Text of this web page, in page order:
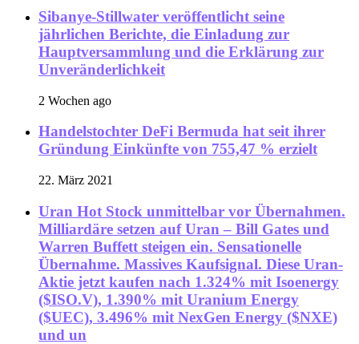
Sibanye-Stillwater veröffentlicht seine
jährlichen Berichte, die Einladung zur
Hauptversammlung und die Erklärung zur
Unveränderlichkeit
2 Wochen ago
Handelstochter DeFi Bermuda hat seit ihrer
Gründung Einkünfte von 755,47 % erzielt
22. März 2021
Uran Hot Stock unmittelbar vor Übernahmen.
Milliardäre setzen auf Uran – Bill Gates und
Warren Buffett steigen ein. Sensationelle
Übernahme. Massives Kaufsignal. Diese Uran-
Aktie jetzt kaufen nach 1.324% mit Isoenergy
($ISO.V), 1.390% mit Uranium Energy
($UEC), 3.496% mit NexGen Energy ($NXE)
und un